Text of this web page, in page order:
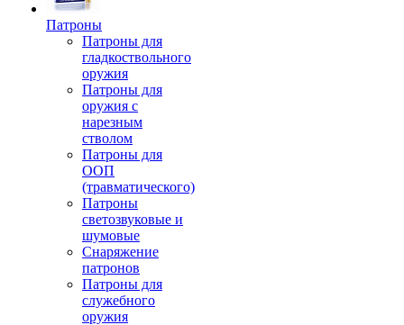
Патроны
Патроны для
гладкоствольного
оружия
Патроны для
оружия с
нарезным
стволом
Патроны для
ООП
(травматического)
Патроны
светозвуковые и
шумовые
Снаряжение
патронов
Патроны для
служебного
оружия